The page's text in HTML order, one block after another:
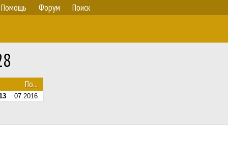
Помощь Форум Поиск
По...
07.2016